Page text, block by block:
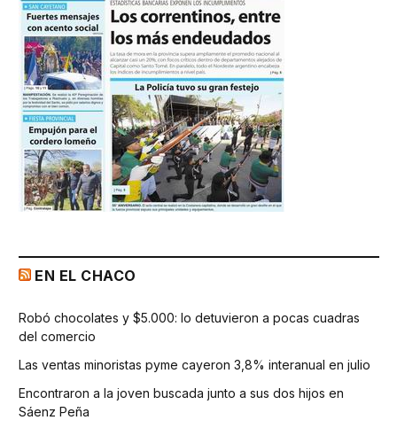
EN EL CHACO
Robó chocolates y $5.000: lo detuvieron a pocas cuadras
del comercio
Las ventas minoristas pyme cayeron 3,8% interanual en julio
Encontraron a la joven buscada junto a sus dos hijos en
Sáenz Peña